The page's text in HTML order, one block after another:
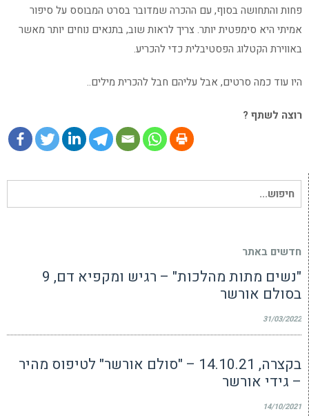
פחות והתחושה בסוף, עם ההכרה שמדובר בסרט המבוסס על סיפור
אמיתי היא סימפטית יותר. צריך לראות שוב, בתנאים נוחים יותר מאשר
באווירת הקטלוג הפסטיבלית כדי להכריע.
היו עוד כמה סרטים, אבל עליהם חבל להכרית מילים..
רוצה לשתף ?
חיפוש
עבור:
חדשים באתר
"נשים מתות מהלכות" – רגיש ומקפיא דם, 9
בסולם אורשר
31/03/2022
בקצרה, 14.10.21 – "סולם אורשר" לטיפוס מהיר
– גידי אורשר
14/10/2021